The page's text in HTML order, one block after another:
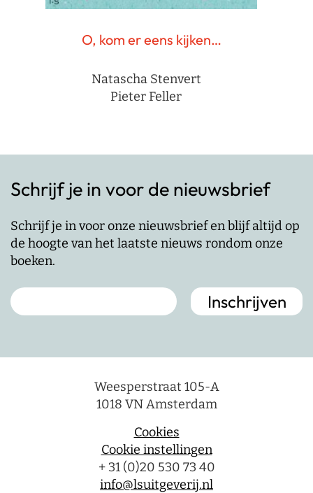
O, kom er eens kijken…
Natascha Stenvert
Pieter Feller
Schrijf je in voor de nieuwsbrief
Schrijf je in voor onze nieuwsbrief en blijf altijd op
de hoogte van het laatste nieuws rondom onze
boeken.
Weesperstraat 105-A
1018 VN Amsterdam
Cookies
Cookie instellingen
+ 31 (0)20 530 73 40
info@lsuitgeverij.nl